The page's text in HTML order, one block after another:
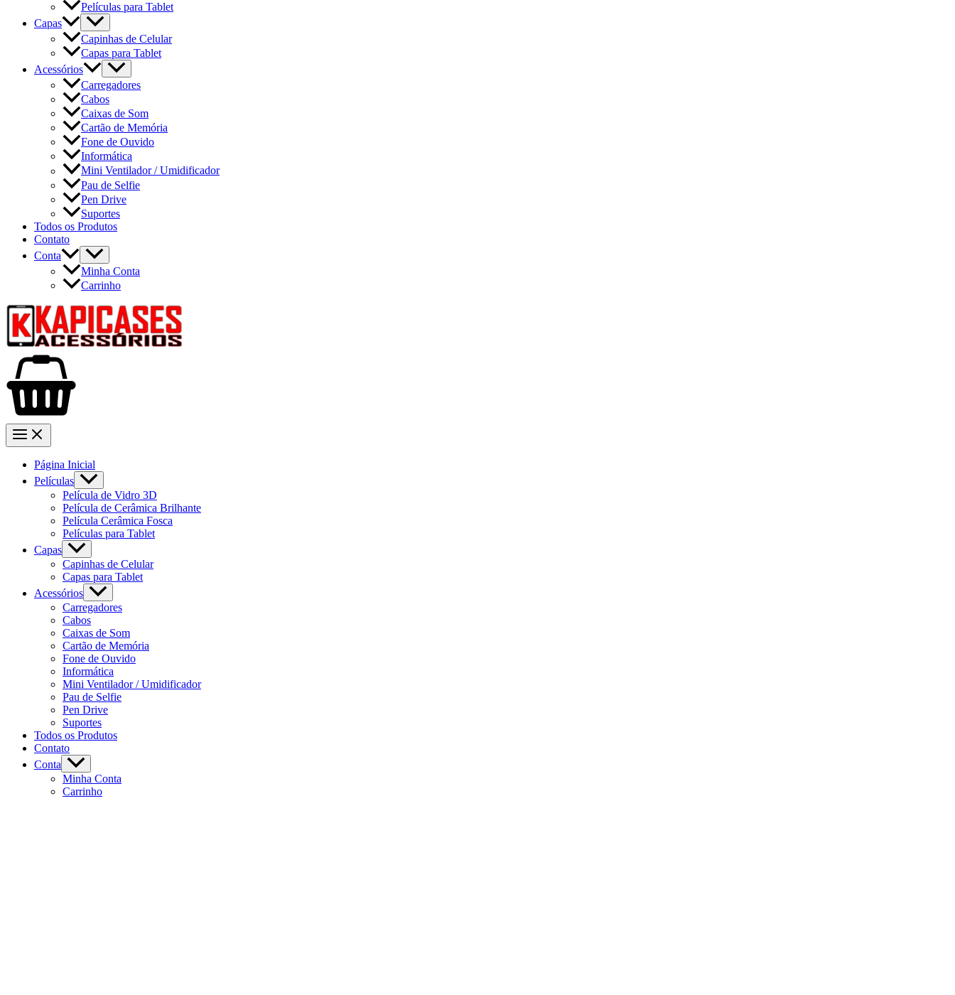
Películas para Tablet
Capas
Capinhas de Celular
Capas para Tablet
Acessórios
Carregadores
Cabos
Caixas de Som
Cartão de Memória
Fone de Ouvido
Informática
Mini Ventilador / Umidificador
Pau de Selfie
Pen Drive
Suportes
Todos os Produtos
Contato
Conta
Minha Conta
Carrinho
Página Inicial
Películas
Película de Vidro 3D
Película de Cerâmica Brilhante
Película Cerâmica Fosca
Películas para Tablet
Capas
Capinhas de Celular
Capas para Tablet
Acessórios
Carregadores
Cabos
Caixas de Som
Cartão de Memória
Fone de Ouvido
Informática
Mini Ventilador / Umidificador
Pau de Selfie
Pen Drive
Suportes
Todos os Produtos
Contato
Conta
Minha Conta
Carrinho